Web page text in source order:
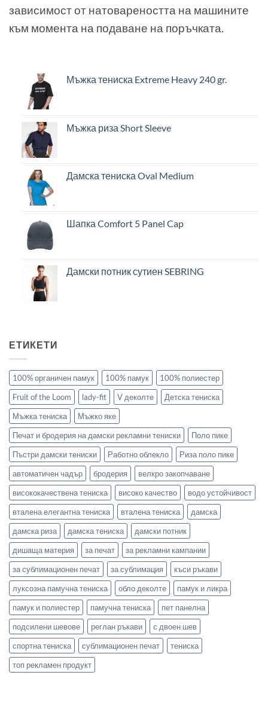
зависимост от натовареността на машините
към момента на подаване на поръчката.
Мъжка тениска Extreme Heavy 240 gr.
Мъжка риза Short Sleeve
Дамска тениска Oval Medium
Шапка Comfort 5 Panel Cap
Дамски потник сутиен SEBRING
ЕТИКЕТИ
100% органичен памук 100% памук
100% полиестер
Fruit of the Loom
lady-fit V деколте
Детска тениска
Мъжка тениска
Мъжко яке
Печат и бродерия на дамски рекламни тениски
Поло пике
Пъстри дамски тениски
Работно облекло
Риза поло пике
автоматичен чадър
бродерия
велкро закопчаване
висококачествена тениска
високо качество
водо устойчивост
вталена елегантна тениска
вталена тениска
дамска
дамска риза
дамска тениска
дамски потник
дишаща материя
за печат
за рекламни кампании
за сублимационен печат
за сублимация
къси ръкави
луксозна памучна тениска
обло деколте
памук и ликра
памук и полиестер
памучна тениска
пет панелна
подсилени шевове
реглан ръкави
с двоен шев
спортна тениска
сублимационен печат
тениска
топ рекламен продукт